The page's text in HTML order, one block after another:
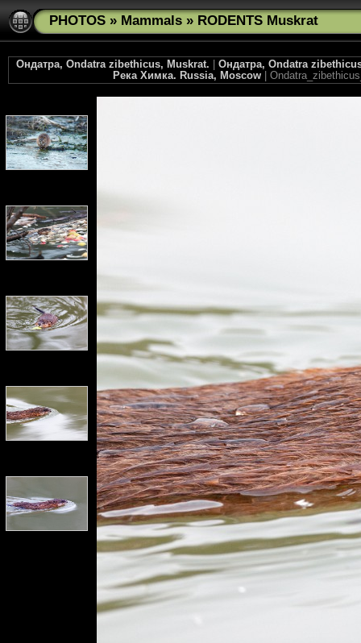
PHOTOS » Mammals » RODENTS Muskrat
Ондатра, Ondatra zibethicus, Muskrat.
Ондатра, Ondatra
Река Химка. Russia, Moscow |